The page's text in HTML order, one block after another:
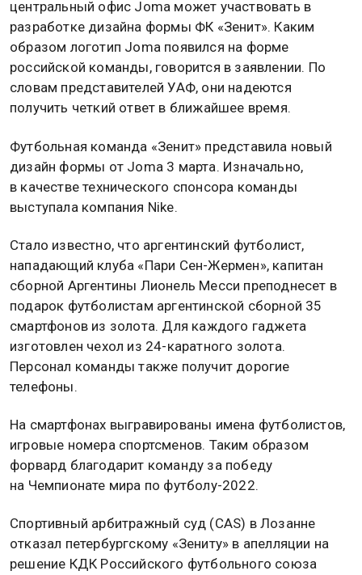
центральный офис Joma может участвовать в
разработке дизайна формы ФК «Зенит». Каким
образом логотип Joma появился на форме
российской команды, говорится в заявлении. По
словам представителей УАФ, они надеются
получить четкий ответ в ближайшее время.
Футбольная команда «Зенит» представила новый
дизайн формы от Joma 3 марта. Изначально,
в качестве технического спонсора команды
выступала компания Nike.
Стало известно, что аргентинский футболист,
нападающий клуба «Пари Сен-Жермен», капитан
сборной Аргентины Лионель Месси преподнесет в
подарок футболистам аргентинской сборной 35
смартфонов из золота. Для каждого гаджета
изготовлен чехол из 24-каратного золота.
Персонал команды также получит дорогие
телефоны.
На смартфонах выгравированы имена футболистов,
игровые номера спортсменов. Таким образом
форвард благодарит команду за победу
на Чемпионате мира по футболу-2022.
Спортивный арбитражный суд (CAS) в Лозанне
отказал петербургскому «Зениту» в апелляции на
решение КДК Российского футбольного союза